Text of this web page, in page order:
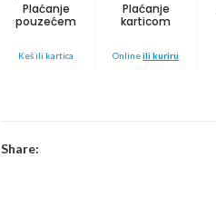
Plaćanje
pouzećem
Keš ili kartica
Plaćanje
karticom
Onlineili kuriru
Share: